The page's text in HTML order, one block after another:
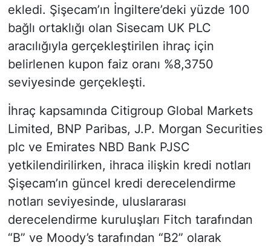
ekledi. Şişecam’ın İngiltere’deki yüzde 100
bağlı ortaklığı olan Sisecam UK PLC
aracılığıyla gerçekleştirilen ihraç için
belirlenen kupon faiz oranı %8,3750
seviyesinde gerçekleşti.
İhraç kapsamında Citigroup Global Markets
Limited, BNP Paribas, J.P. Morgan Securities
plc ve Emirates NBD Bank PJSC
yetkilendirilirken, ihraca ilişkin kredi notları
Şişecam’ın güncel kredi derecelendirme
notları seviyesinde, uluslararası
derecelendirme kuruluşları Fitch tarafından
“B” ve Moody’s tarafından “B2” olarak